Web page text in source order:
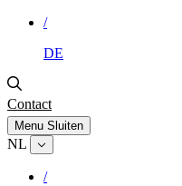
/
DE
Contact
Menu Sluiten
NL
/